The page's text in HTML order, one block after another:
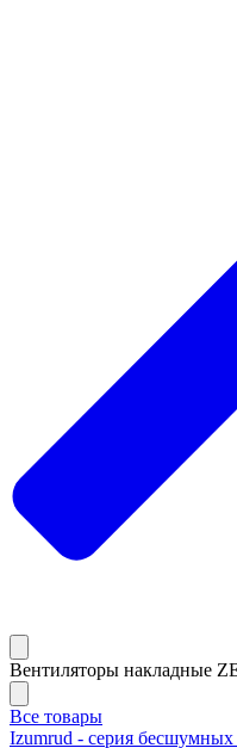
Вентиляторы накладные
Все товары
Izumrud - серия